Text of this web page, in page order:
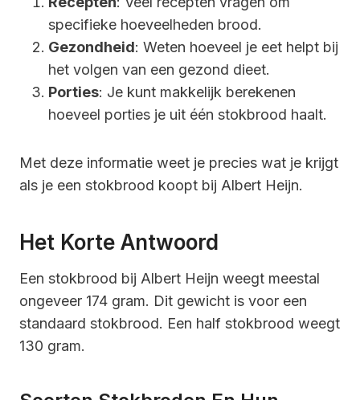
specifieke hoeveelheden brood.
Gezondheid: Weten hoeveel je eet helpt bij
het volgen van een gezond dieet.
Porties: Je kunt makkelijk berekenen
hoeveel porties je uit één stokbrood haalt.
Met deze informatie weet je precies wat je krijgt
als je een stokbrood koopt bij Albert Heijn.
Het Korte Antwoord
Een stokbrood bij Albert Heijn weegt meestal
ongeveer 174 gram. Dit gewicht is voor een
standaard stokbrood. Een half stokbrood weegt
130 gram.